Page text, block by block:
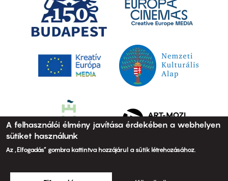
A felhasználói élmény javítása érdekében a webhelyen
sütiket használunk
Az „Elfogadás” gombra kattintva hozzájárul a sütik létrehozásához.